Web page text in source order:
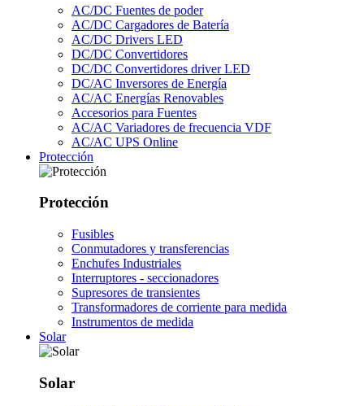
AC/DC Fuentes de poder
AC/DC Cargadores de Batería
AC/DC Drivers LED
DC/DC Convertidores
DC/DC Convertidores driver LED
DC/AC Inversores de Energía
AC/AC Energías Renovables
Accesorios para Fuentes
AC/AC Variadores de frecuencia VDF
AC/AC UPS Online
Protección
Protección
Fusibles
Conmutadores y transferencias
Enchufes Industriales
Interruptores - seccionadores
Supresores de transientes
Transformadores de corriente para medida
Instrumentos de medida
Solar
Solar